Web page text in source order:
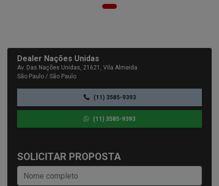
Dealer Nações Unidas
Av. Das Nações Unidas, 21621, Vila Almeida
São Paulo / São Paulo
(11) 3585-9393
(11) 3585-9393
SOLICITAR PROPOSTA